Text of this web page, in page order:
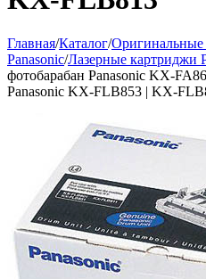
Главная/Каталог/Оригинальные
Panasonic/Лазерные картриджи
фотобарабан Panasonic KX-
Panasonic KX-FLB853 | KX-